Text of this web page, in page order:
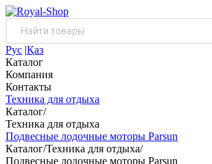
Рус |Қаз
Каталог
Компания
Контакты
Техника для отдыха
Каталог/
Техника для отдыха
Подвесные лодочные моторы Parsun
Каталог/Техника для отдыха/
Подвесные лодочные моторы Parsun